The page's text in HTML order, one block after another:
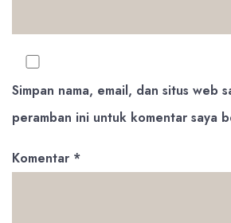
Simpan nama, email, dan situs web
peramban ini untuk komentar saya
Komentar *